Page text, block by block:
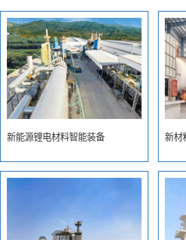
新能源锂电材料智能装备 新材